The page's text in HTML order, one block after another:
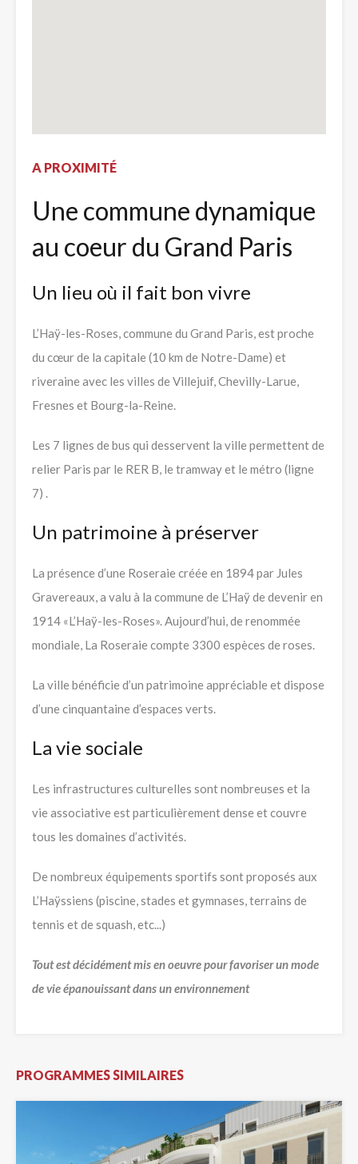
A PROXIMITÉ
Une commune dynamique
au coeur du Grand Paris
Un lieu où il fait bon vivre
L’Haÿ-les-Roses, commune du Grand Paris, est proche
du cœur de la capitale (10 km de Notre-Dame) et
riveraine avec les villes de Villejuif, Chevilly-Larue,
Fresnes et Bourg-la-Reine.
Les 7 lignes de bus qui desservent la ville permettent de
relier Paris par le RER B, le tramway et le métro (ligne
7) .
Un patrimoine à préserver
La présence d’une Roseraie créée en 1894 par Jules
Gravereaux, a valu à la commune de L’Haÿ de devenir en
1914 «L’Haÿ-les-Roses». Aujourd’hui, de renommée
mondiale, La Roseraie compte 3300 espèces de roses.
La ville bénéficie d’un patrimoine appréciable et dispose
d’une cinquantaine d’espaces verts.
La vie sociale
Les infrastructures culturelles sont nombreuses et la
vie associative est particulièrement dense et couvre
tous les domaines d’activités.
De nombreux équipements sportifs sont proposés aux
L’Haÿssiens (piscine, stades et gymnases, terrains de
tennis et de squash, etc...)
Tout est décidément mis en oeuvre pour favoriser un mode
de vie épanouissant dans un environnement
PROGRAMMES SIMILAIRES